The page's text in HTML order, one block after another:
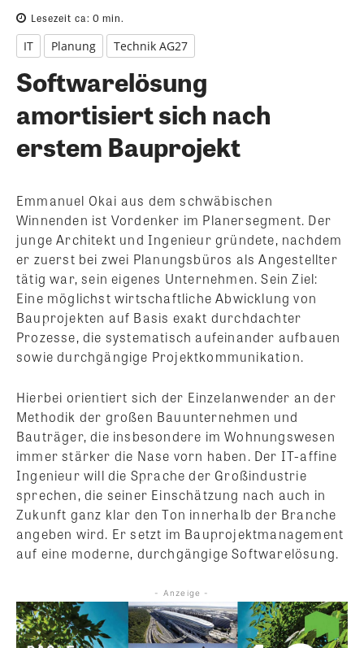
Lesezeit ca: 0 min.
IT Planung Technik AG27
Softwarelösung
amortisiert sich nach
erstem Bauprojekt
Emmanuel Okai aus dem schwäbischen
Winnenden ist Vordenker im Planersegment. Der
junge Architekt und Ingenieur gründete, nachdem
er zuerst bei zwei Planungsbüros als Angestellter
tätig war, sein eigenes Unternehmen. Sein Ziel:
Eine möglichst wirtschaftliche Abwicklung von
Bauprojekten auf Basis exakt durchdachter
Prozesse, die systematisch aufeinander aufbauen
sowie durchgängige Projektkommunikation.
Hierbei orientiert sich der Einzelanwender an der
Methodik der großen Bauunternehmen und
Bauträger, die insbesondere im Wohnungswesen
immer stärker die Nase vorn haben. Der IT-affine
Ingenieur will die Sprache der Großindustrie
sprechen, die seiner Einschätzung nach auch in
Zukunft ganz klar den Ton innerhalb der Branche
angeben wird. Er setzt im Bauprojektmanagement
auf eine moderne, durchgängige Softwarelösung.
- Anzeige -